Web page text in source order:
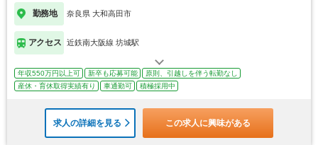
勤務地 奈良県 大和高田市
アクセス 近鉄南大阪線 坊城駅
年収550万円以上可 新卒も応募可能
原則、引越しを伴う転勤なし
産休・育休取得実績有り
車通勤可 積極採用中
求人の詳細を見る この求人に興味がある